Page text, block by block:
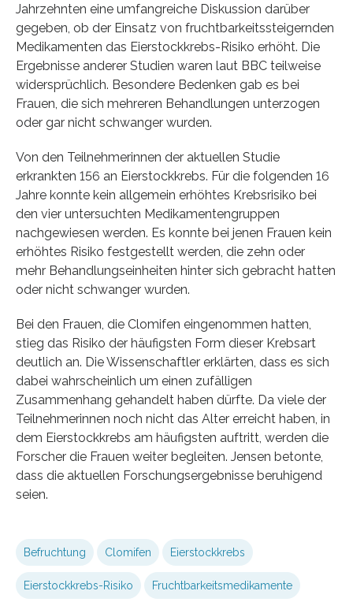
Jahrzehnten eine umfangreiche Diskussion darüber
gegeben, ob der Einsatz von fruchtbarkeitssteigernden
Medikamenten das Eierstockkrebs-Risiko erhöht. Die
Ergebnisse anderer Studien waren laut BBC teilweise
widersprüchlich. Besondere Bedenken gab es bei
Frauen, die sich mehreren Behandlungen unterzogen
oder gar nicht schwanger wurden.
Von den Teilnehmerinnen der aktuellen Studie
erkrankten 156 an Eierstockkrebs. Für die folgenden 16
Jahre konnte kein allgemein erhöhtes Krebsrisiko bei
den vier untersuchten Medikamentengruppen
nachgewiesen werden. Es konnte bei jenen Frauen kein
erhöhtes Risiko festgestellt werden, die zehn oder
mehr Behandlungseinheiten hinter sich gebracht hatten
oder nicht schwanger wurden.
Bei den Frauen, die Clomifen eingenommen hatten,
stieg das Risiko der häufigsten Form dieser Krebsart
deutlich an. Die Wissenschaftler erklärten, dass es sich
dabei wahrscheinlich um einen zufälligen
Zusammenhang gehandelt haben dürfte. Da viele der
Teilnehmerinnen noch nicht das Alter erreicht haben, in
dem Eierstockkrebs am häufigsten auftritt, werden die
Forscher die Frauen weiter begleiten. Jensen betonte,
dass die aktuellen Forschungsergebnisse beruhigend
seien.
Befruchtung Clomifen Eierstockkrebs
Eierstockkrebs-Risiko Fruchtbarkeitsmedikamente